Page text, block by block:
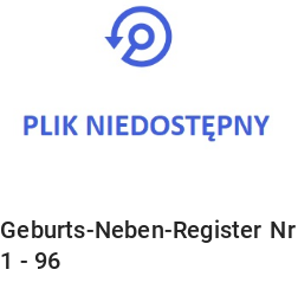
Geburts-Neben-Register Nr
1 - 96